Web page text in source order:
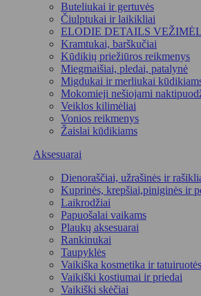
Buteliukai ir gertuvės
Čiulptukai ir laikikliai
ELODIE DETAILS
Kramtukai, barškučiai
Kūdikių priežiūros reikmenys
Miegmaišiai, pledai, patalynė
Migdukai ir merliukai
Mokomieji nešiojami
Veiklos kilimėliai
Vonios reikmenys
Žaislai kūdikiams
Aksesuarai
Dienoraščiai, užrašinės ir
Kuprinės, krepšiai,piniginės ir
Laikrodžiai
Papuošalai vaikams
Plaukų aksesuarai
Rankinukai
Taupyklės
Vaikiška kosmetika ir tatuiruotės
Vaikiški kostiumai ir priedai
Vaikiški skėčiai